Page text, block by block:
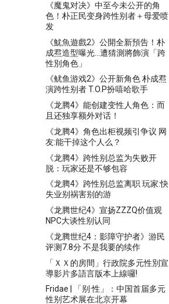
《魔鬼对决》中至今未公开的角
色！朴正民变身跨性别者＋母爱喷
发
《魷魚遊戲2》公開全新預告！朴
成焄造型曝光...遭猜測將飾演「跨
性別角色」
《鱿鱼游戏2》公开新角色 朴成焄
演跨性别者 T.O.P扮嘻哈歌手
《龙腾4》能创建变性人角色：而
且还独享额外对话！
《龙腾4》角色出柜视频引争议 网
友:能干掉这个人么？
《龙腾4》跨性别总监为失败开
脱：玩家还是不够包容
《龙腾4》跨性别总监离职 玩家:快
失业别祸害别的游
《龙腾世纪4》宣扬ZZZQ价值观
NPC大谈性别认同
《龙腾世纪4：影障守护者》游民
评测7.8分 不是我要的续作
「ＸＸ的房間」行政院多元性別宣
導影片多語言版本上線囉!
Fridae | 「别·性」：中国首届多元
性别艺术展在北京开幕